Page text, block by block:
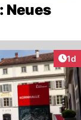
Neues
1d